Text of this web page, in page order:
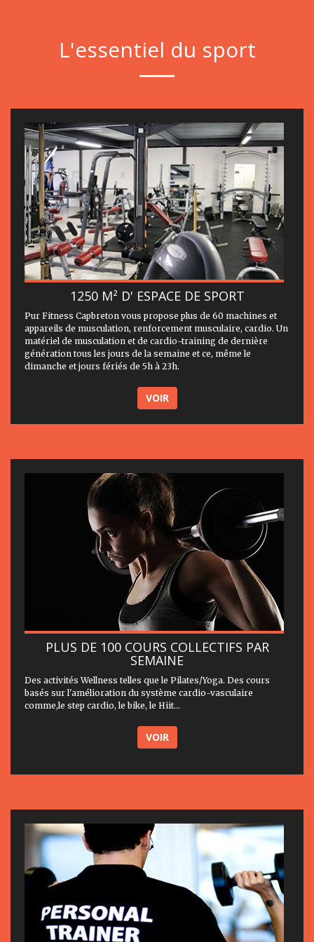
L'essentiel du sport
1250 M² D' ESPACE DE SPORT
Pur Fitness Capbreton vous propose plus de 60 machines et
appareils de musculation, renforcement musculaire, cardio. Un
matériel de musculation et de cardio-training de dernière
génération tous les jours de la semaine et ce, même le
dimanche et jours fériés de 5h à 23h.
VOIR
PLUS DE 100 COURS COLLECTIFS PAR
SEMAINE
Des activités Wellness telles que le Pilates/Yoga. Des cours
basés sur l'amélioration du système cardio-vasculaire
comme,le step cardio, le bike, le Hiit...
VOIR